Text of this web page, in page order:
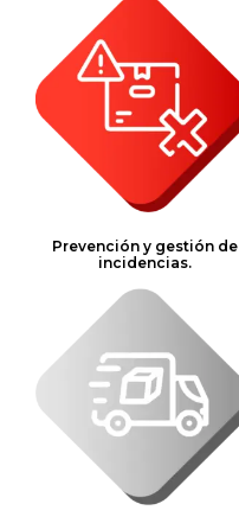
Prevención y gestión de
incidencias.